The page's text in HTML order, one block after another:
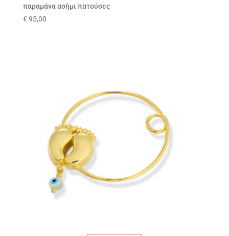
παραμάνα ασήμι πατούσες
€ 95,00